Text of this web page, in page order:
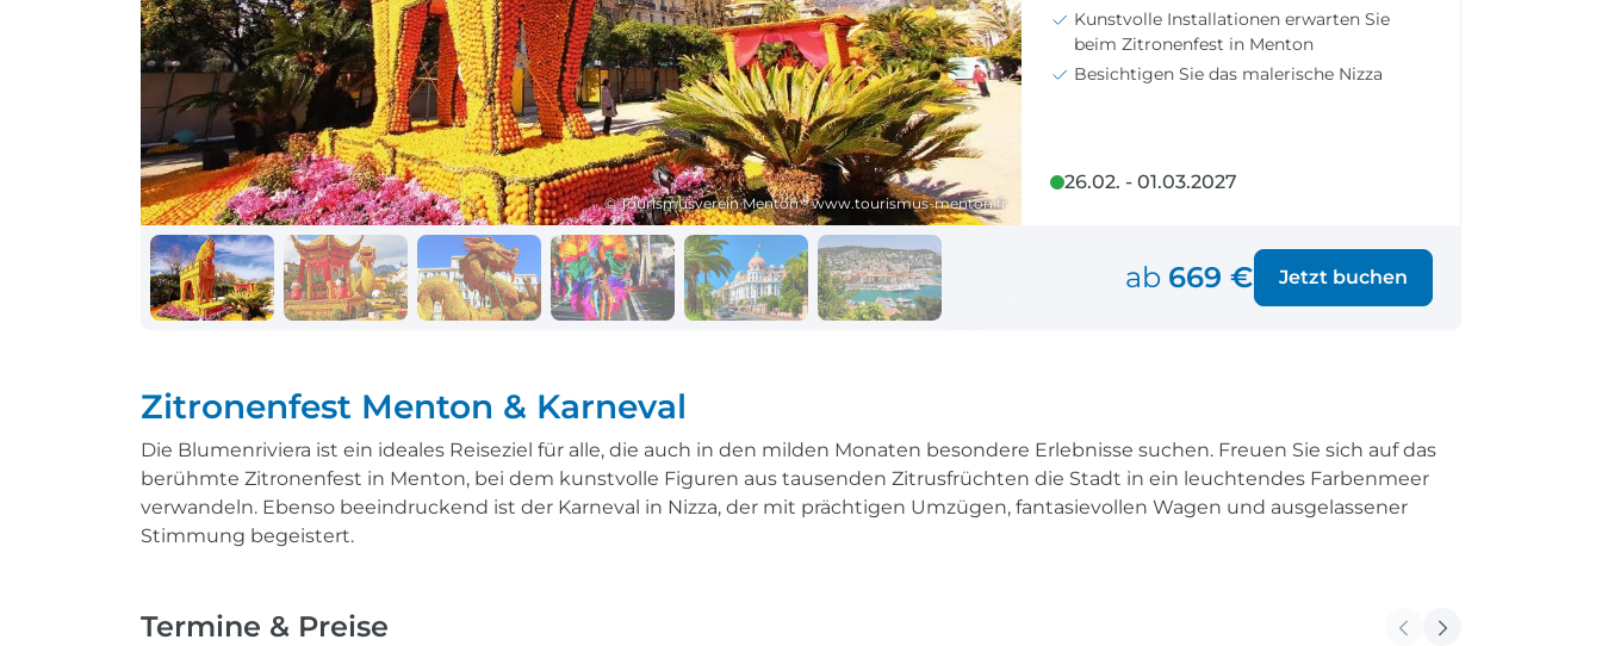
Frankreich Kroatien
Reisen mit
Durchführungsgarantie
Letzte Plätze sichern
Reisekalender
Ihr perfekt geplantes Jahr
Abfahrtsstellen
Alles auf einen Blick
Alle Reiseziele
Reisen mit
Durchführungsgarantie
Letzte Plätze sichern
Reisekalender
Ihr perfekt geplantes Jahr
Ihr Weg zum Flughafen
Flughafentransfer & Parken
Einreisebestimmungen
Alles Wichtige
Landausflüge buchen
© Tourismusverein Menton - www.tourismus-menton.fr
Kunstvolle Installationen erwarten Sie
beim Zitronenfest in Menton
Besichtigen Sie das malerische Nizza
26.02. - 01.03.2027
ab 669 € Jetzt buchen
Zitronenfest Menton & Karneval
Die Blumenriviera ist ein ideales Reiseziel für alle, die auch in den milden Monaten besondere Erlebnisse suchen. Freuen Sie sich auf das
berühmte Zitronenfest in Menton, bei dem kunstvolle Figuren aus tausenden Zitrusfrüchten die Stadt in ein leuchtendes Farbenmeer
verwandeln. Ebenso beeindruckend ist der Karneval in Nizza, der mit prächtigen Umzügen, fantasievollen Wagen und ausgelassener
Stimmung begeistert.
Termine & Preise